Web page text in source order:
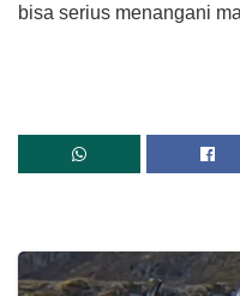
bisa serius menangani